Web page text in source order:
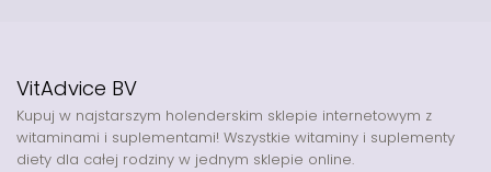
VitAdvice BV
Kupuj w najstarszym holenderskim sklepie internetowym z
witaminami i suplementami! Wszystkie witaminy i suplementy
diety dla całej rodziny w jednym sklepie online.